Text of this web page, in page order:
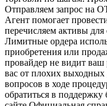
Отправляем запрос на
Агент помогает
перечисляем активы
Лимитные ордера
приобретения или
провайдер не видит
вас от плохих
вопросов в ходе
обратиться в